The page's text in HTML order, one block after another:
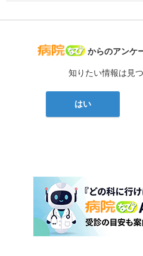
病院なび
からのアンケ
知りたい情報は見
はい